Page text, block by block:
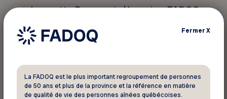
Jeannette Desmarais | Lorraine, FADOQ –
Pierre Laflèche | Gatineau, FADOQ – Région
Agathe Matton | Saint-Hyacinthe, FADOQ –
Région Richelieu-Yamaska
François Mercier | Rouyn-Noranda, FADOQ –
FermerX
La FADOQ est le plus important regroupement de personnes
de 50 ans et plus de la province et la référence en matière
de qualité de vie des personnes aînées québécoises.